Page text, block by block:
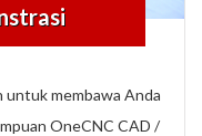
membawa Anda
OneCNC CAD /